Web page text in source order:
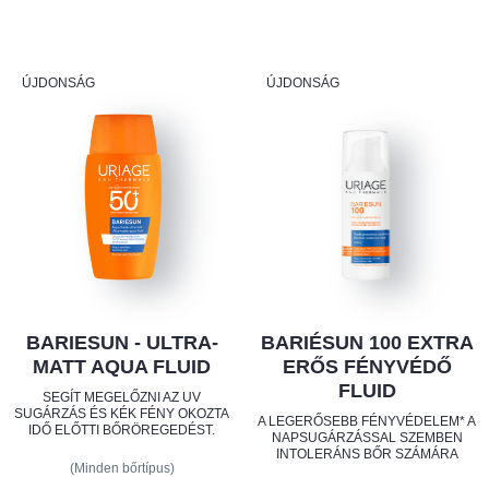
ÚJDONSÁG
BARIESUN - ULTRA-
MATT AQUA FLUID
SEGÍT MEGELŐZNI AZ UV
SUGÁRZÁS ÉS KÉK FÉNY OKOZTA
IDŐ ELŐTTI BŐRÖREGEDÉST.
(Minden bőrtípus)
ÚJDONSÁG
BARIÉSUN 100 EXTRA
ERŐS FÉNYVÉDŐ
FLUID
A LEGERŐSEBB FÉNYVÉDELEM* A
NAPSUGÁRZÁSSAL SZEMBEN
INTOLERÁNS BŐR SZÁMÁRA